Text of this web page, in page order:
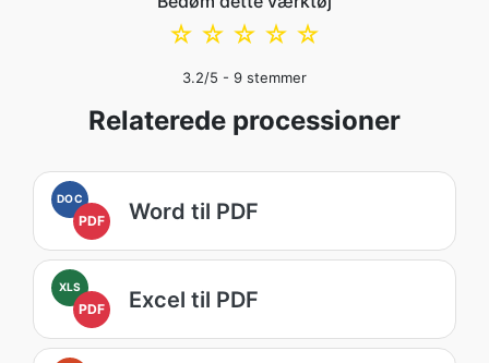
☆
☆
☆
☆
☆
3.2/5 - 9 stemmer
Relaterede processioner
DOC
PDF Word til PDF
XLS
PDF Excel til PDF